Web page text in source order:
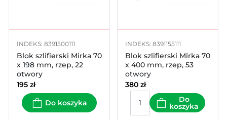
INDEKS: 8391500111
Blok szlifierski Mirka 70
x 198 mm, rzep, 22
otwory
195 zł
Do koszyka
INDEKS: 8391155111
Blok szlifierski Mirka 70
x 400 mm, rzep, 53
otwory
380 zł
Do
koszyka